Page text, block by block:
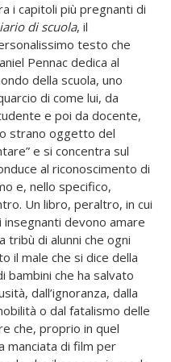
i capitoli più pregnanti di
di scuola, il
testo che
Pennac dedica al
della scuola, uno
di come lui, da
e poi da docente,
strano oggetto del
e si concentra sul
al riconoscimento di
e, nello specifico,
Un libro, peraltro, in cui
devono amare
tribù di alunni che ogni
il male che si dice della
bambini che ha salvato
dall’ignoranza, dalla
o dal fatalismo delle
che, proprio in quel
manciata di film per